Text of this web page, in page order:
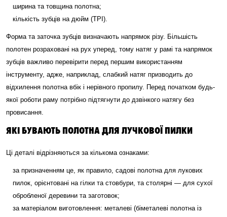
ширина та товщина полотна;
кількість зубців на дюйм (TPI).
Форма та заточка зубців визначають напрямок різу. Більшість
полотен розраховані на рух уперед, тому натяг у рамі та напрямок
зубців важливо перевірити перед першим використанням
інструменту, адже, наприклад, слабкий натяг призводить до
відхилення полотна вбік і нерівного пропилу. Перед початком будь-
якої роботи раму потрібно підтягнути до дзвінкого натягу без
провисання.
ЯКІ БУВАЮТЬ ПОЛОТНА ДЛЯ ЛУЧКОВОЇ ПИЛКИ
Ці деталі відрізняються за кількома ознаками:
за призначенням це, як правило, садові полотна для лукових
пилок, орієнтовані на гілки та стовбури, та столярні — для сухої
обробленої деревини та заготовок;
за матеріалом виготовлення: металеві (біметалеві полотна із